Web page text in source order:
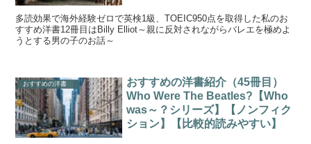
多読効果で海外経験ゼロで英検1級、TOEIC950点を取得した私のお
すすめ洋書12冊目はBilly Elliot～親に反対されながらバレエを極めよ
うとする男の子のお話～
おすすめの洋書
おすすめの洋書紹介（45冊目）
Who Were The Beatles?【Who
was～？シリーズ】【ノンフィク
ション】【比較的読みやすい】